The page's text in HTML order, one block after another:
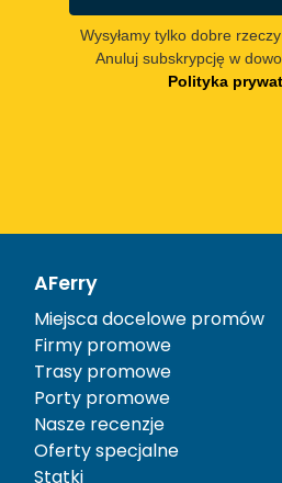
Wysyłamy tylko dobre
Anuluj subskrypcję w
Polityka
AFerry
Miejsca docelowe promów
Firmy promowe
Trasy promowe
Porty promowe
Nasze recenzje
Oferty specjalne
Statki